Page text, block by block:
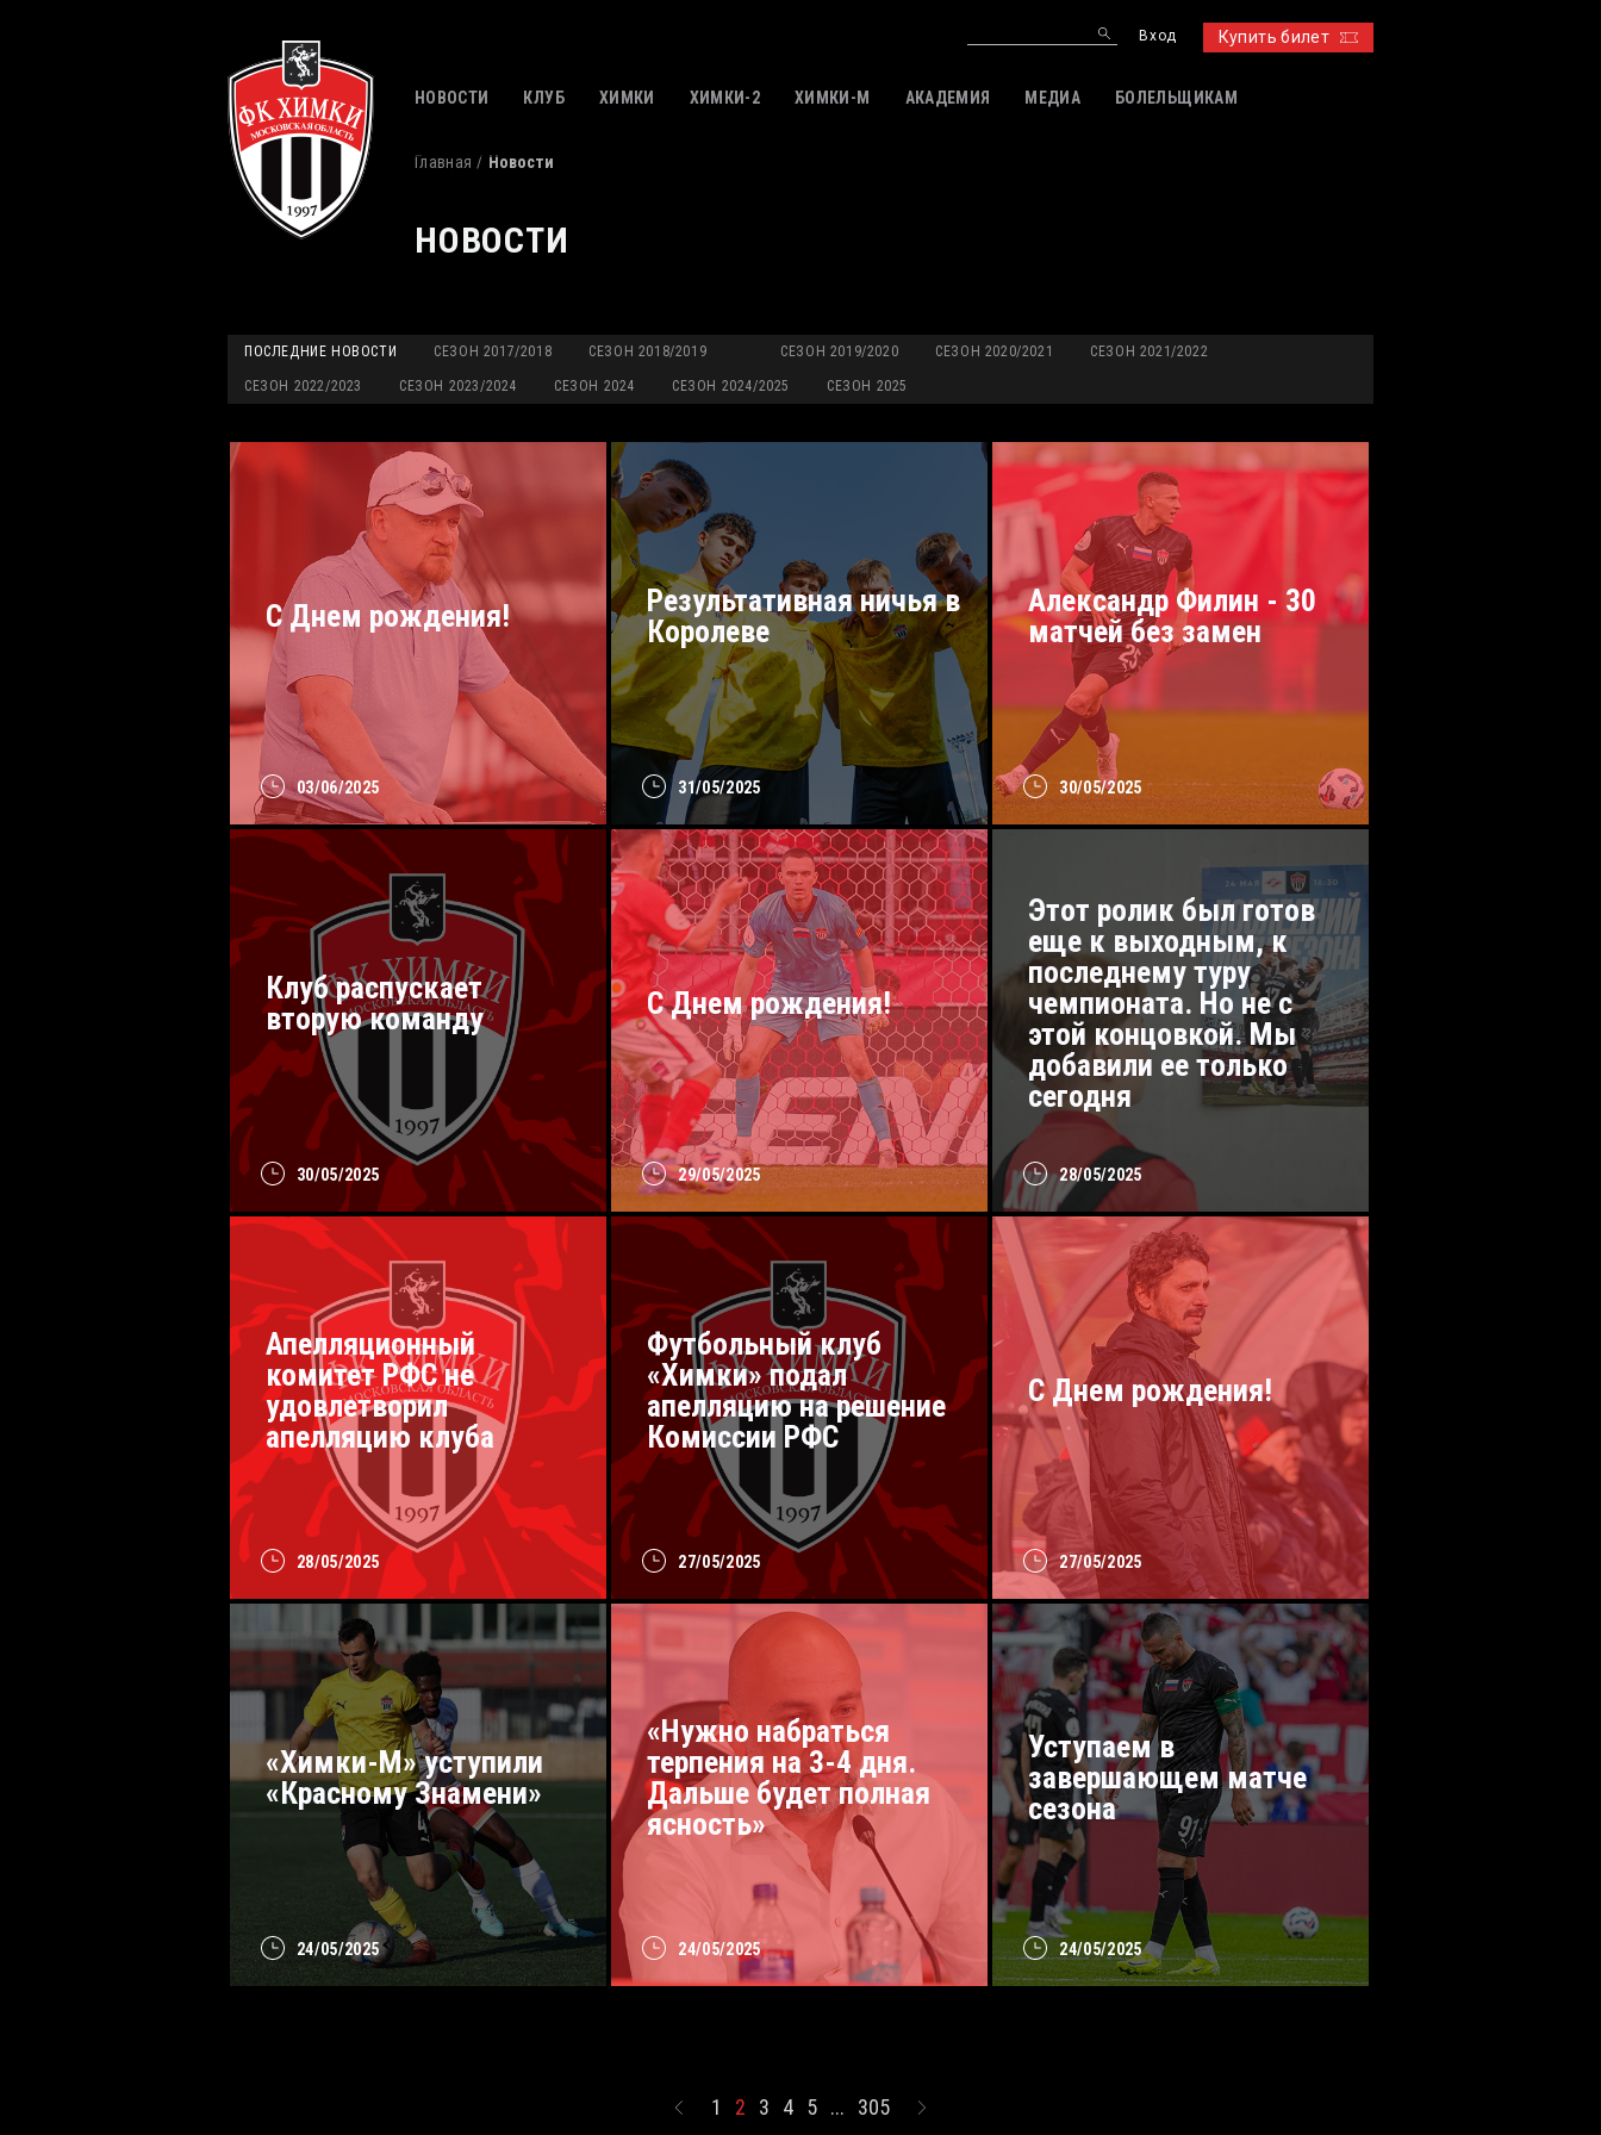
Купить билет
Вход
НОВОСТИ КЛУБ ХИМКИ ХИМКИ-2 ХИМКИ-M АКАДЕМИЯ МЕДИА БОЛЕЛЬЩИКАМ
Главная Новости
НОВОСТИ
ПОСЛЕДНИЕ НОВОСТИ СЕЗОН 2017/2018 СЕЗОН 2018/2019 СЕЗОН 2019/2020 СЕЗОН 2020/2021 СЕЗОН 2021/2022
СЕЗОН 2022/2023 СЕЗОН 2023/2024 СЕЗОН 2024 СЕЗОН 2024/2025 СЕЗОН 2025
03/06/2025
С Днем рождения!
31/05/2025
Результативная ничья в
Королеве
30/05/2025
Александр Филин - 30
матчей без замен
30/05/2025
Клуб распускает
вторую команду
29/05/2025
С Днем рождения!
28/05/2025
Этот ролик был готов
еще к выходным, к
последнему туру
чемпионата. Но не с
этой концовкой. Мы
добавили ее только
сегодня
28/05/2025
Апелляционный
комитет РФС не
удовлетворил
апелляцию клуба
27/05/2025
Футбольный клуб
«Химки» подал
апелляцию на решение
Комиссии РФС
27/05/2025
С Днем рождения!
24/05/2025
«Химки-М» уступили
«Красному Знамени»
24/05/2025
«Нужно набраться
терпения на 3-4 дня.
Дальше будет полная
ясность»
24/05/2025
Уступаем в
завершающем матче
сезона
1 2 3 4 5 ... 305